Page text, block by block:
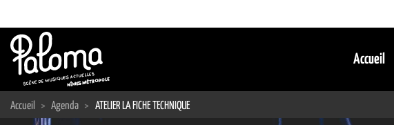
au
contenu
Accueil
Accueil > Agenda > ATELIER LA FICHE TECHNIQUE